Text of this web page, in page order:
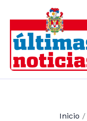
contenido
Inicio